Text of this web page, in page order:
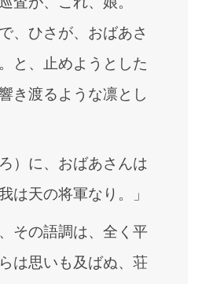
、ひさが、おばあさ
と、止めようとした
き渡るような凛とし
）に、おばあさんは
は天の将軍なり。」
その語調は、全く平
は思いも及ばぬ、荘